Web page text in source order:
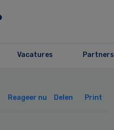
Vacatures Partners
Reageer nu Delen Print